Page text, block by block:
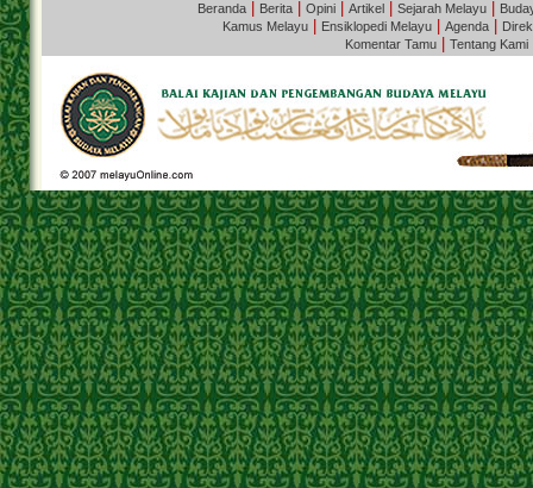
Beranda Berita Opini Artikel Sejarah Melayu
Kamus Melayu
Ensiklopedi Melayu Agenda
Komentar Tamu
Tentang Kami